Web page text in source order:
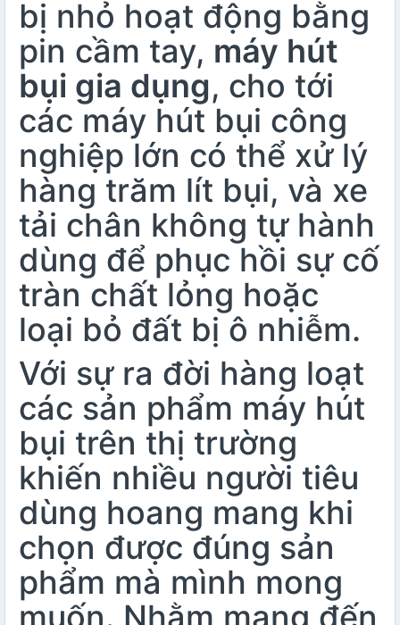
bị nhỏ hoạt động bằng
pin cầm tay, máy hút
bụi gia dụng, cho tới
các máy hút bụi công
nghiệp lớn có thể xử lý
hàng trăm lít bụi, và xe
tải chân không tự hành
dùng để phục hồi sự cố
tràn chất lỏng hoặc
loại bỏ đất bị ô nhiễm.
Với sự ra đời hàng loạt
các sản phẩm máy hút
bụi trên thị trường
khiến nhiều người tiêu
dùng hoang mang khi
chọn được đúng sản
phẩm mà mình mong
muốn. Nhằm mang đến